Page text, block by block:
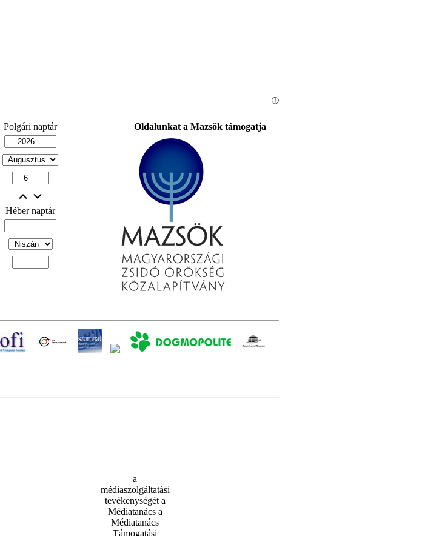
Polgári naptár
Héber naptár
Oldalunkat a Mazsök támogatja
a
médiaszolgáltatási
tevékenységét a
Médiatanács a
Médiatanács
Támogatási